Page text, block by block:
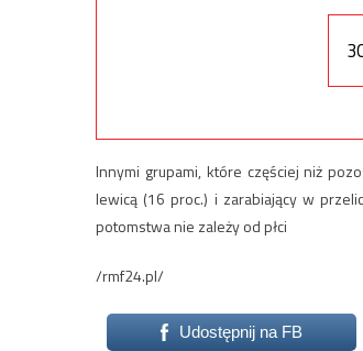
Innymi grupami, które częściej niż
lewicą (16 proc.) i zarabiający w
potomstwa nie zależy od płci
/rmf24.pl/
Udostępnij na FB